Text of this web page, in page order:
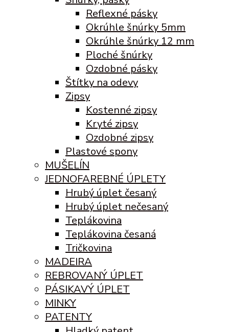
Reflexné pásky
Okrúhle šnúrky 5mm
Okrúhle šnúrky 12 mm
Ploché šnúrky
Ozdobné pásky
Štítky na odevy
Zipsy
Kostenné zipsy
Kryté zipsy
Ozdobné zipsy
Plastové spony
MUŠELÍN
JEDNOFAREBNÉ ÚPLETY
Hrubý úplet česaný
Hrubý úplet nečesaný
Teplákovina
Teplákovina česaná
Tričkovina
MADEIRA
REBROVANÝ ÚPLET
PÁSIKAVÝ ÚPLET
MINKY
PATENTY